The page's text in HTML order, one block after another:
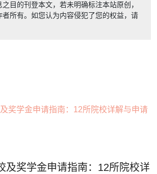
目的刊登本文，若未明确标注本站原创，
者所有。如您认为内容侵犯了您的权益，请
及奖学金申请指南：12所院校详